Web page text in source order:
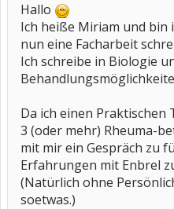
Hallo
Ich heiße Miriam und bin
nun eine Facharbeit
Ich schreibe in Biologie
Da ich einen Praktischen
3 (oder mehr) Rheuma-
mit mir ein Gespräch zu
Erfahrungen mit Enbrel
(Natürlich ohne
soetwas.)